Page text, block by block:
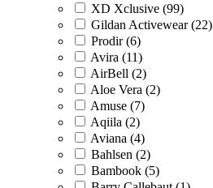
XD Xclusive (99)
Gildan Activewear (22)
Prodir (6)
Avira (11)
AirBell (2)
Aloe Vera (2)
Amuse (7)
Aqiila (2)
Aviana (4)
Bahlsen (2)
Bambook (5)